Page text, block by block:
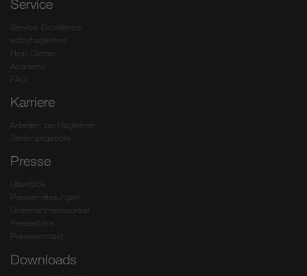
Service
Service Excellence
edibyhagleitner
Help Center
Academy
FAQ
Karriere
Arbeiten bei Hagleitner
Stellenangebote
Presse
Überblick
Pressemitteilungen
Unternehmensporträt
Pressefotos
Pressekontakt
Downloads